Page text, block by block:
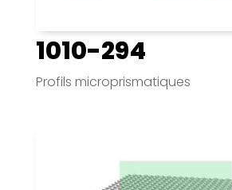
1010-294
Profils microprismatiques